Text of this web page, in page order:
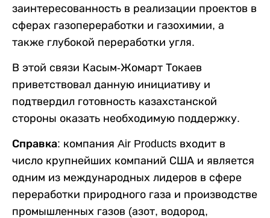
заинтересованность в реализации проектов в
сферах газопереработки и газохимии, а
также глубокой переработки угля.
В этой связи Касым-Жомарт Токаев
приветствовал данную инициативу и
подтвердил готовность казахстанской
стороны оказать необходимую поддержку.
Справка: компания Air Products входит в
число крупнейших компаний США и является
одним из международных лидеров в сфере
переработки природного газа и производстве
промышленных газов (азот, водород,